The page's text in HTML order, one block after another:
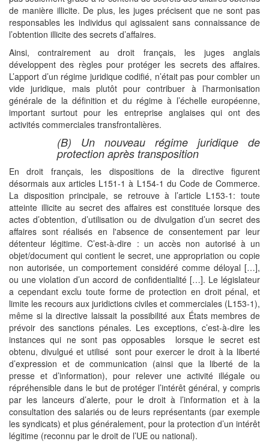
de manière illicite. De plus, les juges précisent que ne sont pas
responsables les individus qui agissaient sans connaissance de
l’obtention illicite des secrets d’affaires.
Ainsi, contrairement au droit français, les juges anglais
développent des règles pour protéger les secrets des affaires.
L’apport d’un régime juridique codifié, n’était pas pour combler un
vide juridique, mais plutôt pour contribuer à l’harmonisation
générale de la définition et du régime à l’échelle européenne,
important surtout pour les entreprise anglaises qui ont des
activités commerciales transfrontalières.
(B) Un nouveau régime juridique de
protection après transposition
En droit français, les dispositions de la directive figurent
désormais aux articles L151-1 à L154-1 du Code de Commerce.
La disposition principale, se retrouve à l’article L153-1: toute
atteinte illicite au secret des affaires est constituée lorsque des
actes d’obtention, d’utilisation ou de divulgation d’un secret des
affaires sont réalisés en l'absence de consentement par leur
détenteur légitime. C’est-à-dire : un accès non autorisé à un
objet/document qui contient le secret, une appropriation ou copie
non autorisée, un comportement considéré comme déloyal […],
ou une violation d’un accord de confidentialité […]. Le législateur
a cependant exclu toute forme de protection en droit pénal, et
limite les recours aux juridictions civiles et commerciales (L153-1),
même si la directive laissait la possibilité aux États membres de
prévoir des sanctions pénales. Les exceptions, c’est-à-dire les
instances qui ne sont pas opposables lorsque le secret est
obtenu, divulgué et utilisé sont pour exercer le droit à la liberté
d’expression et de communication (ainsi que la liberté de la
presse et d’information), pour relever une activité illégale ou
répréhensible dans le but de protéger l’intérêt général, y compris
par les lanceurs d’alerte, pour le droit à l’information et à la
consultation des salariés ou de leurs représentants (par exemple
les syndicats) et plus généralement, pour la protection d’un intérêt
légitime (reconnu par le droit de l’UE ou national).